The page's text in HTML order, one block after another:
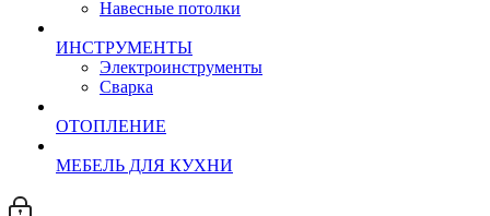
Навесные потолки
ИНСТРУМЕНТЫ
Электроинструменты
Сварка
ОТОПЛЕНИЕ
МЕБЕЛЬ ДЛЯ КУХНИ